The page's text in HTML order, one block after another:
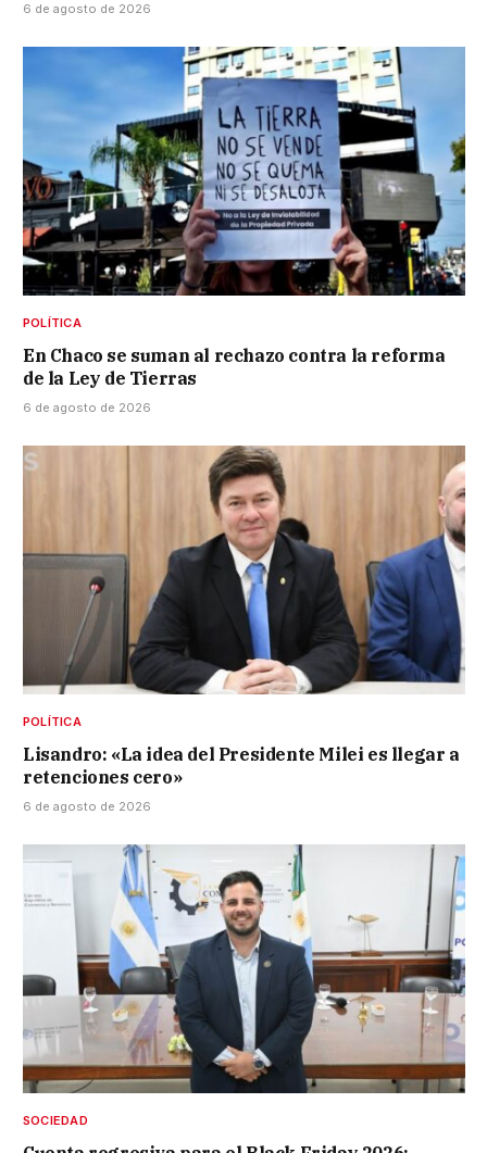
6 de agosto de 2026
POLÍTICA
En Chaco se suman al rechazo contra la reforma
de la Ley de Tierras
6 de agosto de 2026
POLÍTICA
Lisandro: «La idea del Presidente Milei es llegar a
retenciones cero»
6 de agosto de 2026
SOCIEDAD